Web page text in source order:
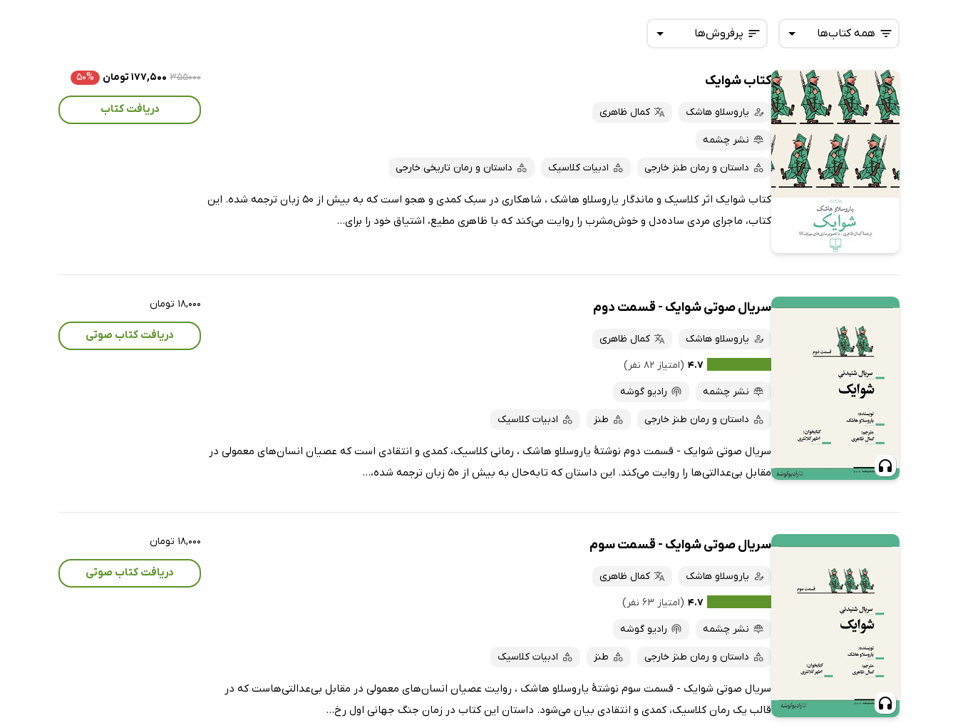
پرفروش‌ها
تازه‌ها
داغ‌ترین‌ها
پرفروش‌ها
پربحث‌ها
همه کتاب‌ها
همه کتاب‌ها
کتاب‌های صوتی
کتاب‌های متنی
کتاب شوایک
یاروسلاو هاشک کمال ظاهری
نشر چشمه
داستان و رمان طنز خارجی ادبیات کلاسیک داستان و رمان تاریخی خارجی
کتاب شوایک اثر کلاسیک و ماندگار یاروسلاو هاشک ، شاهکاری در سبک کمدی و هجو است که به بیش از 50 زبان ترجمه شده. این
کتاب، ماجرای مردی ساده‌دل و خوش‌مشرب را روایت می‌کند که با ظاهری مطیع، اشتیاق خود را برای...
۳۵۵۰۰۰ ۱۷۷,۵۰۰ تومان ۵۰%
دریافت کتاب
سریال صوتی شوایک - قسمت دوم
یاروسلاو هاشک
کمال ظاهری
۴.۷ (امتیاز ۸۲ نفر)
نشر چشمه
رادیو گوشه
داستان و رمان طنز خارجی طنز ادبیات کلاسیک
سریال صوتی شوایک - قسمت دوم نوشتهٔ یاروسلاو هاشک ، رمانی کلاسیک، کمدی و انتقادی است که عصیان انسان‌های معمولی در
مقابل بی‌عدالتی‌ها را روایت می‌کند. این داستان که تابه‌حال به بیش از 50 زبان ترجمه شده،...
۱۸,۰۰۰ تومان
دریافت کتاب صوتی
سریال صوتی شوایک - قسمت سوم
یاروسلاو هاشک
کمال ظاهری
۴.۷ (امتیاز ۶۳ نفر)
نشر چشمه
رادیو گوشه
داستان و رمان طنز خارجی طنز ادبیات کلاسیک
سریال صوتی شوایک - قسمت سوم نوشتهٔ یاروسلاو هاشک ، روایت عصیان انسان‌های معمولی در مقابل بی‌عدالتی‌هاست که در
قالب یک رمان کلاسیک، کمدی و انتقادی بیان می‌شود. داستان این کتاب در زمان جنگ جهانی اول رخ...
۱۸,۰۰۰ تومان
دریافت کتاب صوتی